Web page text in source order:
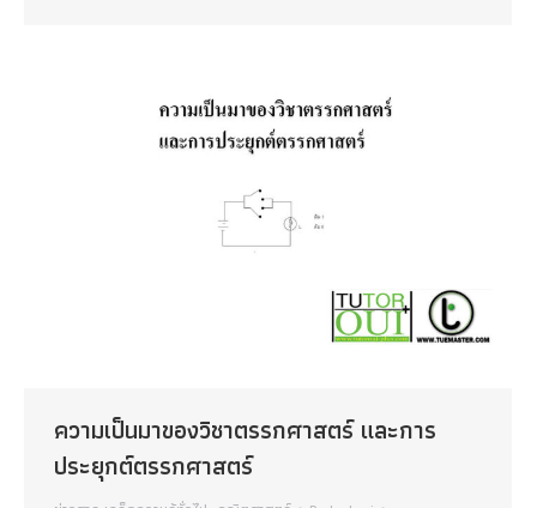
ความเป็นมาของวิชาตรรกศาสตร์ และการ
ประยุกต์ตรรกศาสตร์